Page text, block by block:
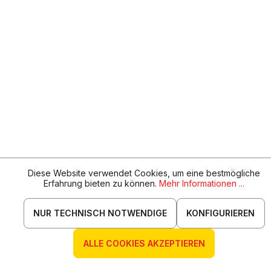
Diese Website verwendet Cookies, um eine bestmögliche
Erfahrung bieten zu können. Mehr Informationen ...
NUR TECHNISCH NOTWENDIGE KONFIGURIEREN
ALLE COOKIES AKZEPTIEREN